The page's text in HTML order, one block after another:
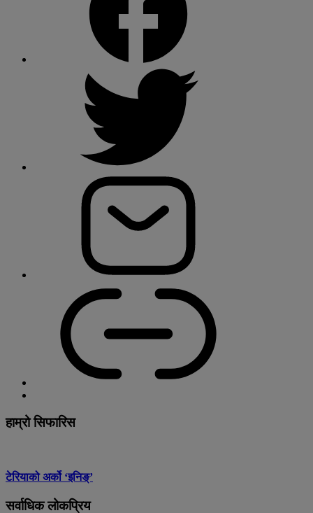
हाम्रो सिफारिस
टेरियाको अर्को ‘इनिङ्’
सर्वाधिक लोकप्रिय